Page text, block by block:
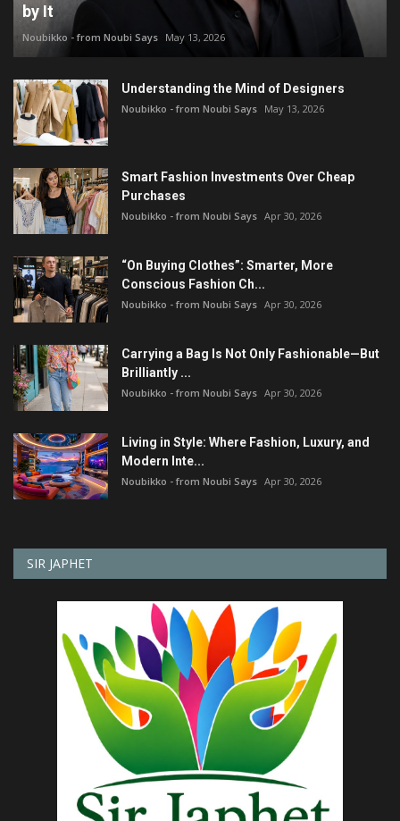
by It
Noubikko - from Noubi Says May 13, 2026
Understanding the Mind of Designers
Noubikko - from Noubi Says May 13, 2026
Smart Fashion Investments Over Cheap
Purchases
Noubikko - from Noubi Says Apr 30, 2026
“On Buying Clothes”: Smarter, More
Conscious Fashion Ch...
Noubikko - from Noubi Says Apr 30, 2026
Carrying a Bag Is Not Only Fashionable—But
Brilliantly ...
Noubikko - from Noubi Says Apr 30, 2026
Living in Style: Where Fashion, Luxury, and
Modern Inte...
Noubikko - from Noubi Says Apr 30, 2026
SIR JAPHET